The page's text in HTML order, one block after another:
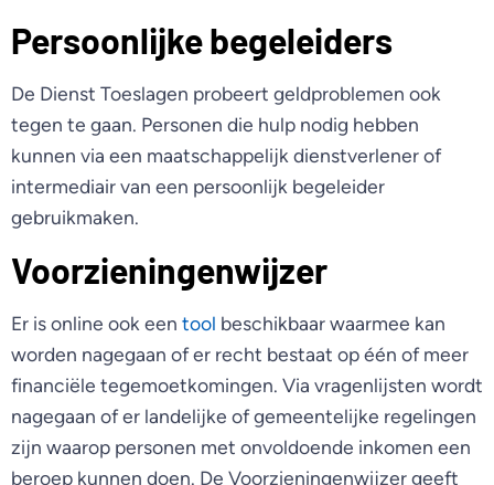
Persoonlijke begeleiders
De Dienst Toeslagen probeert geldproblemen ook
tegen te gaan. Personen die hulp nodig hebben
kunnen via een maatschappelijk dienstverlener of
intermediair van een persoonlijk begeleider
gebruikmaken.
Voorzieningenwijzer
Er is online ook een tool beschikbaar waarmee kan
worden nagegaan of er recht bestaat op één of meer
financiële tegemoetkomingen. Via vragenlijsten wordt
nagegaan of er landelijke of gemeentelijke regelingen
zijn waarop personen met onvoldoende inkomen een
beroep kunnen doen. De Voorzieningenwijzer geeft